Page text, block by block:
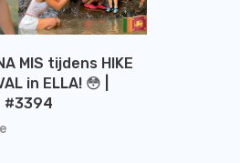
MIS tijdens HIKE
in ELLA! 😳 |
#3394